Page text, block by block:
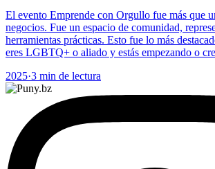
El evento Emprende con Orgullo fue más que
negocios. Fue un espacio de comunidad,
herramientas prácticas. Esto fue lo más
eres LGBTQ+ o aliado y estás empezando o
2025·3 min de lectura